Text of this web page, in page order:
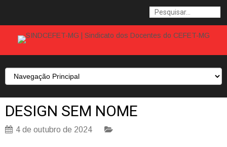
DESIGN SEM NOME
4 de outubro de 2024